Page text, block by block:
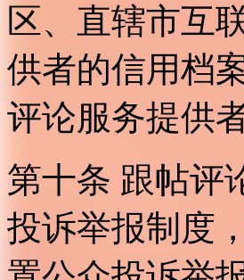
区、直辖市互
供者的信用档
评论服务提供
第十条 跟帖评
投诉举报制度